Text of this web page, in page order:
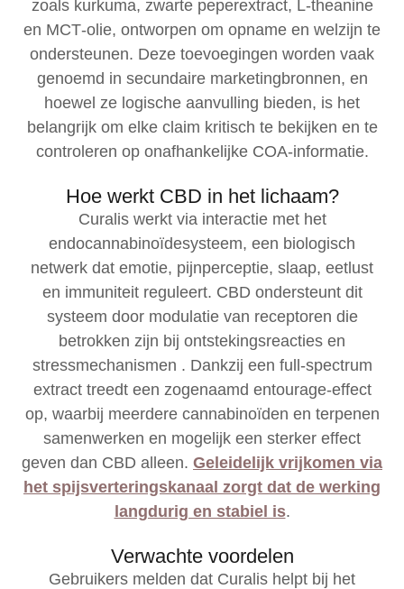
zoals kurkuma, zwarte peperextract, L‑theanine
en MCT‑olie, ontworpen om opname en welzijn te
ondersteunen. Deze toevoegingen worden vaak
genoemd in secundaire marketingbronnen, en
hoewel ze logische aanvulling bieden, is het
belangrijk om elke claim kritisch te bekijken en te
controleren op onafhankelijke COA‑informatie.
Hoe werkt CBD in het lichaam?
Curalis werkt via interactie met het
endocannabinoïdesysteem, een biologisch
netwerk dat emotie, pijnperceptie, slaap, eetlust
en immuniteit reguleert. CBD ondersteunt dit
systeem door modulatie van receptoren die
betrokken zijn bij ontstekingsreacties en
stressmechanismen . Dankzij een full‑spectrum
extract treedt een zogenaamd entourage-effect
op, waarbij meerdere cannabinoïden en terpenen
samenwerken en mogelijk een sterker effect
geven dan CBD alleen. Geleidelijk vrijkomen via
het spijsverteringskanaal zorgt dat de werking
langdurig en stabiel is.
Verwachte voordelen
Gebruikers melden dat Curalis helpt bij het